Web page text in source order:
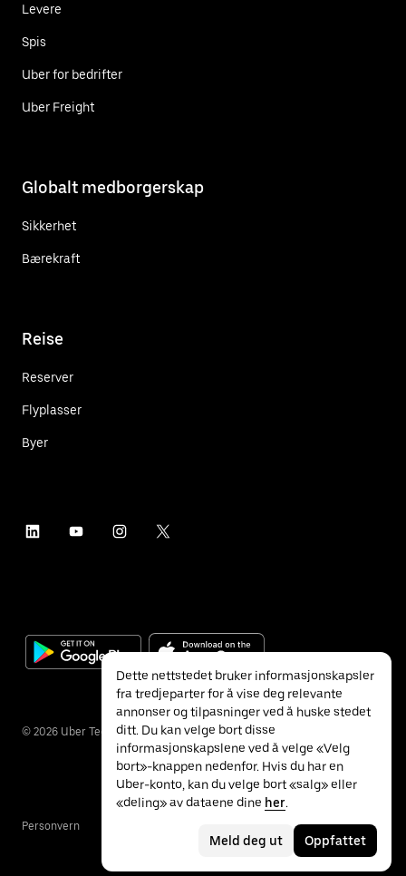
Levere
Spis
Uber for bedrifter
Uber Freight
Globalt medborgerskap
Sikkerhet
Bærekraft
Reise
Reserver
Flyplasser
Byer
© 2026 Uber Technologies Inc.
Personvern
Dette nettstedet bruker informasjonskapsler
fra tredjeparter for å vise deg relevante
annonser og tilpasninger ved å huske stedet
ditt. Du kan velge bort disse
informasjonskapslene ved å velge «Velg
bort»-knappen nedenfor. Hvis du har en
Uber-konto, kan du velge bort «salg» eller
«deling» av dataene dine her.
Meld deg ut Oppfattet